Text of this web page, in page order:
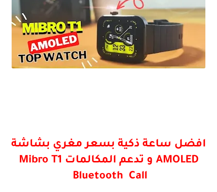
افضل ساعة ذكية بسعر مغري بشاشة
AMOLED و تدعم المكالمات Mibro T1
Bluetooth Call